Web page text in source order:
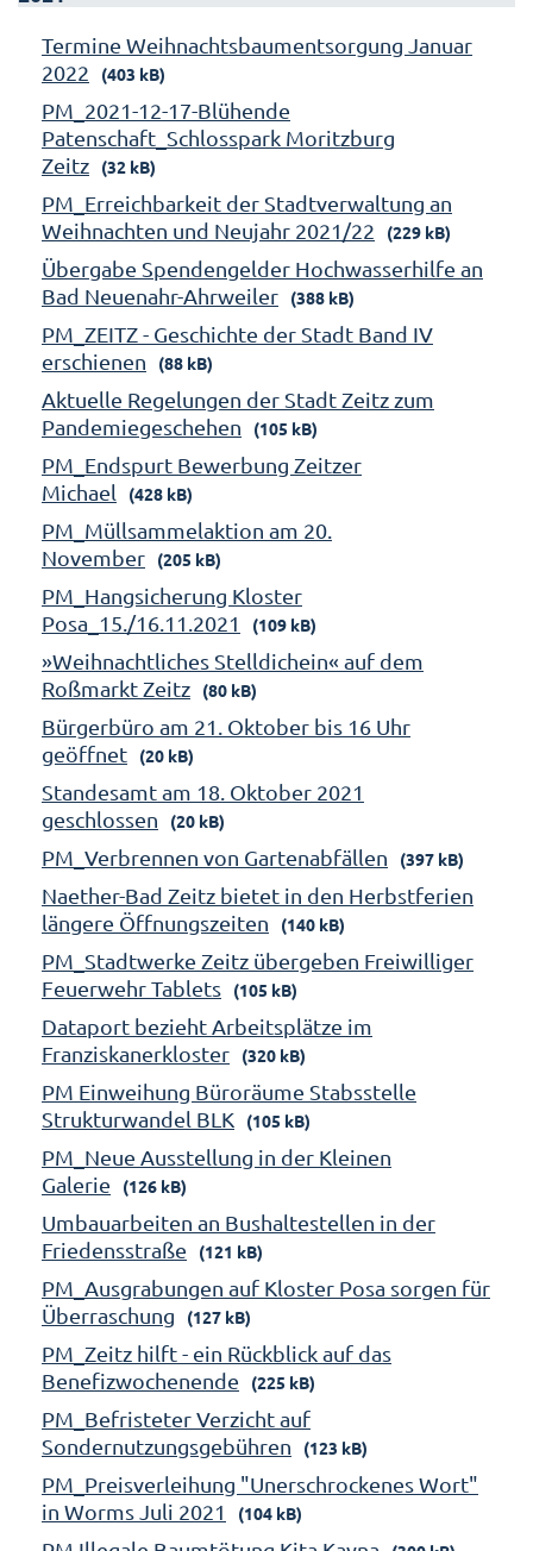
Termine Weihnachtsbaumentsorgung Januar
2022
(403 kB)
PM_2021-12-17-Blühende
Patenschaft_Schlosspark Moritzburg
Zeitz
(32 kB)
PM_Erreichbarkeit der Stadtverwaltung an
Weihnachten und Neujahr 2021/22
(229 kB)
Übergabe Spendengelder Hochwasserhilfe an
Bad Neuenahr-Ahrweiler
(388 kB)
PM_ZEITZ - Geschichte der Stadt Band IV
erschienen
(88 kB)
Aktuelle Regelungen der Stadt Zeitz zum
Pandemiegeschehen
(105 kB)
PM_Endspurt Bewerbung Zeitzer
Michael
(428 kB)
PM_Müllsammelaktion am 20.
November
(205 kB)
PM_Hangsicherung Kloster
Posa_15./16.11.2021
(109 kB)
»Weihnachtliches Stelldichein« auf dem
Roßmarkt Zeitz
(80 kB)
Bürgerbüro am 21. Oktober bis 16 Uhr
geöffnet
(20 kB)
Standesamt am 18. Oktober 2021
geschlossen
(20 kB)
PM_Verbrennen von Gartenabfällen (397 kB)
Naether-Bad Zeitz bietet in den Herbstferien
längere Öffnungszeiten
(140 kB)
PM_Stadtwerke Zeitz übergeben Freiwilliger
Feuerwehr Tablets
(105 kB)
Dataport bezieht Arbeitsplätze im
Franziskanerkloster
(320 kB)
PM Einweihung Büroräume Stabsstelle
Strukturwandel BLK
(105 kB)
PM_Neue Ausstellung in der Kleinen
Galerie
(126 kB)
Umbauarbeiten an Bushaltestellen in der
Friedensstraße
(121 kB)
PM_Ausgrabungen auf Kloster Posa sorgen für
Überraschung
(127 kB)
PM_Zeitz hilft - ein Rückblick auf das
Benefizwochenende
(225 kB)
PM_Befristeter Verzicht auf
Sondernutzungsgebühren
(123 kB)
PM_Preisverleihung "Unerschrockenes Wort"
in Worms Juli 2021
(104 kB)